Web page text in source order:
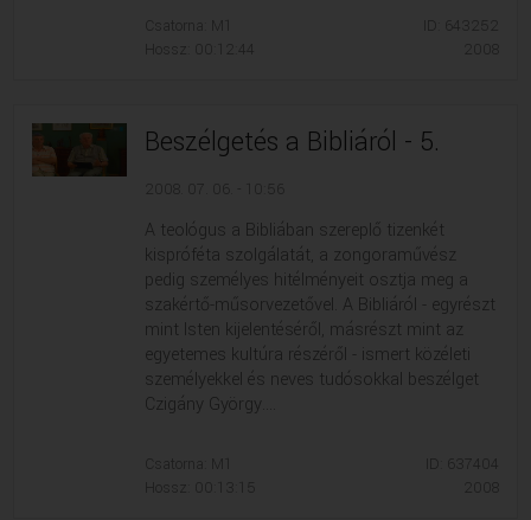
Csatorna: M1
Hossz: 00:12:44
ID: 643252
Beszélgetés a Bibliáról - 5.
2008. 07. 06. - 10:56
A teológus a Bibliában szereplő tizenkét
kispróféta szolgálatát, a zongoraművész
pedig személyes hitélményeit osztja meg a
szakértő-műsorvezetővel. A Bibliáról - egyrészt
mint Isten kijelentéséről, másrészt mint az
egyetemes kultúra részéről - ismert közéleti
személyekkel és neves tudósokkal beszélget
Czigány György....
Csatorna: M1
Hossz: 00:13:15
ID: 637404